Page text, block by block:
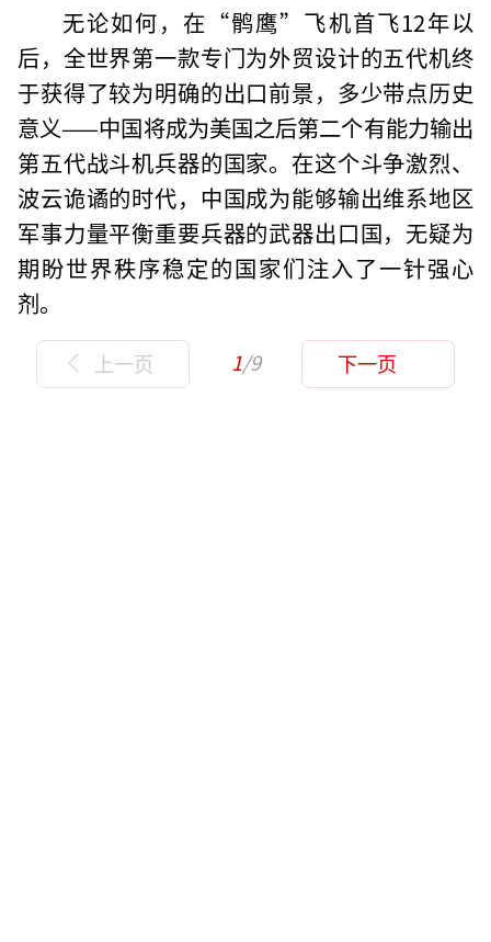
无论如何，在“鹘鹰”飞机首飞12年以
后，全世界第一款专门为外贸设计的五代机终
于获得了较为明确的出口前景，多少带点历史
意义——中国将成为美国之后第二个有能力输出
第五代战斗机兵器的国家。在这个斗争激烈、
波云诡谲的时代，中国成为能够输出维系地区
军事力量平衡重要兵器的武器出口国，无疑为
期盼世界秩序稳定的国家们注入了一针强心
剂。
上一页 1/9 下一页